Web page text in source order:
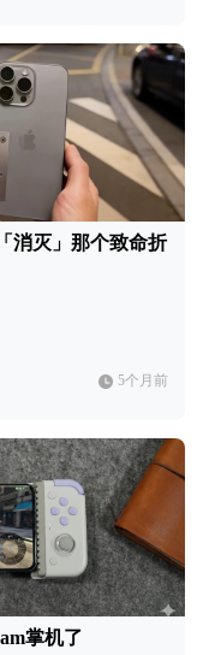
消灭」那个致命折
5个月前
掌机了